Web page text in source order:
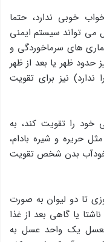
خوبی ندارد، حتما
می تواند سیستم ایمنی
های سرماخوردگی و
حدود ظهر یا بعد از ظهر
نیز برای تقویت
خود را تقویت کند، به
حریره و شیره بادام،
بدن شخص تقویت
تا دو لیوان به صورت
یا گاهی بعد از غذا
یك واحد عسل به